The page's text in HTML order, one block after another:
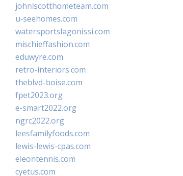
johnlscotthometeam.com
u-seehomes.com
watersportslagonissi.com
mischieffashion.com
eduwyre.com
retro-interiors.com
theblvd-boise.com
fpet2023.org
e-smart2022.org
ngrc2022.org
leesfamilyfoods.com
lewis-lewis-cpas.com
eleontennis.com
cyetus.com